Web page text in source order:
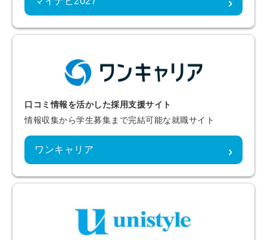
口コミ情報を活かした採用支援サイト
情報収集から学生募集まで完結可能な就職サイト
ワンキャリア